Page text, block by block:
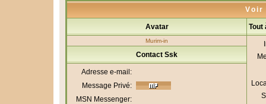
Avatar Tout
Murim-in
Contact Ssk
Adresse e-mail:
Message Privé:
MSN Messenger: